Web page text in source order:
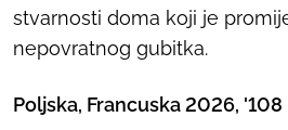
stvarnosti doma koji je
nepovratnog gubitka.
Poljska, Francuska 2026, '108